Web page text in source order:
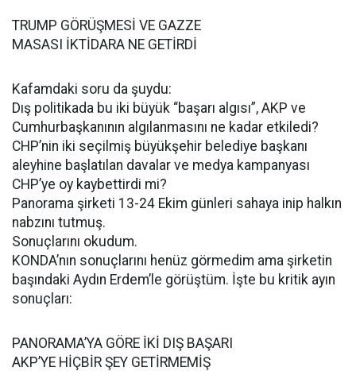
TRUMP GÖRÜŞMESİ VE GAZZE
MASASI İKTİDARA NE GETİRDİ
Kafamdaki soru da şuydu:
Dış politikada bu iki büyük “başarı algısı”, AKP ve
Cumhurbaşkanının algılanmasını ne kadar etkiledi?
CHP’nin iki seçilmiş büyükşehir belediye başkanı
aleyhine başlatılan davalar ve medya kampanyası
CHP’ye oy kaybettirdi mi?
Panorama şirketi 13-24 Ekim günleri sahaya inip halkın
nabzını tutmuş.
Sonuçlarını okudum.
KONDA’nın sonuçlarını henüz görmedim ama şirketin
başındaki Aydın Erdem’le görüştüm. İşte bu kritik ayın
sonuçları:
PANORAMA’YA GÖRE İKİ DIŞ BAŞARI
AKP’YE HİÇBİR ŞEY GETİRMEMİŞ